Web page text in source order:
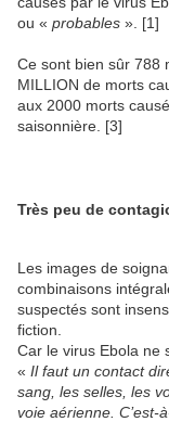
ou « probables ». [1]
Ce sont bien sûr 788
MILLION de morts
aux 2000 morts
saisonnière. [3]
Très peu de
Les images de
combinaisons
suspectés sont
fiction.
Car le virus Ebola ne
« Il faut un contact
sang, les selles, les
voie aérienne. C’est-